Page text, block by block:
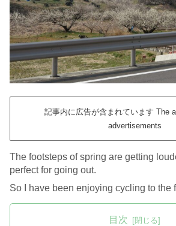
記事内に広告が含まれています The
advertisements
The footsteps of spring are getting
perfect for going out.
So I have been enjoying cycling to the
目次